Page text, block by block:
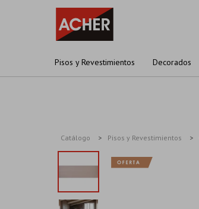
Pisos y Revestimientos Decorados
Catálogo Pisos y Revestimientos